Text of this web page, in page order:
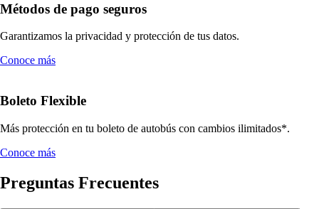
Métodos de pago seguros
Garantizamos la privacidad y protección de tus datos.
Conoce más
Boleto Flexible
Más protección en tu boleto de autobús con cambios ilimitados*.
Conoce más
Preguntas Frecuentes